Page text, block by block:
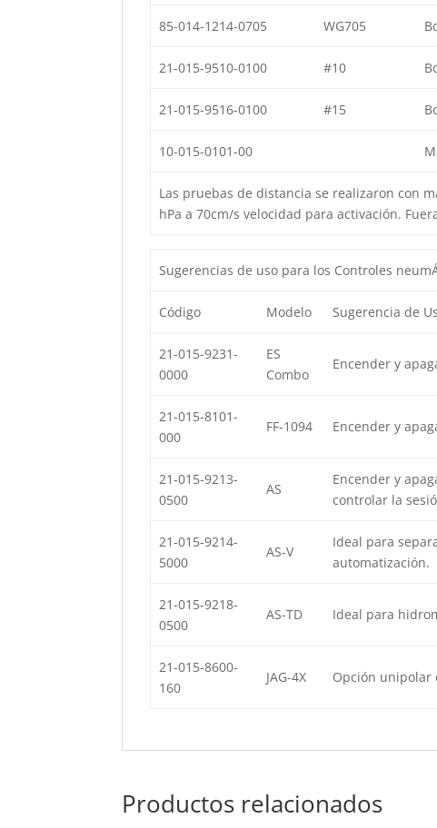
85-014-1214-0705 WG705
21-015-9510-0100 #10
21-015-9516-0100 #15
10-015-0101-00
Las pruebas de distancia se realizaron con
hPa a 70cm/s velocidad para activación.
Sugerencias de uso para los Controles
Código Modelo Sugerencia de
21-015-9231-
0000
ES
Combo
Encender y
21-015-8101-
000
FF-1094 Encender y
21-015-9213-
0500
AS
Encender y
controlar la
21-015-9214-
5000
AS-V
Ideal para
automatización.
21-015-9218-
0500
AS-TD Ideal para
21-015-8600-
160
JAG-4X Opción unipolar
Productos relacionados